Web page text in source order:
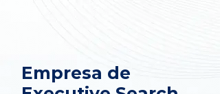
Empresa de